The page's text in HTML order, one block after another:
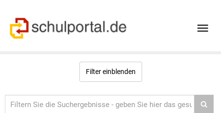
Toggle
Filter einblenden